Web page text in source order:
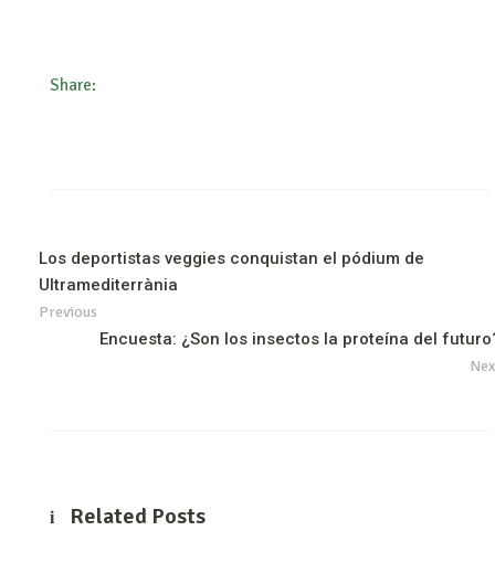
Share:
Los deportistas veggies conquistan el pódium de
Ultramediterrània
Previous
Encuesta: ¿Son los insectos la proteína del
Related Posts